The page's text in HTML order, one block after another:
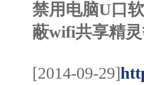
禁用电脑U口
蔽wifi共享精
[2014-09-29]